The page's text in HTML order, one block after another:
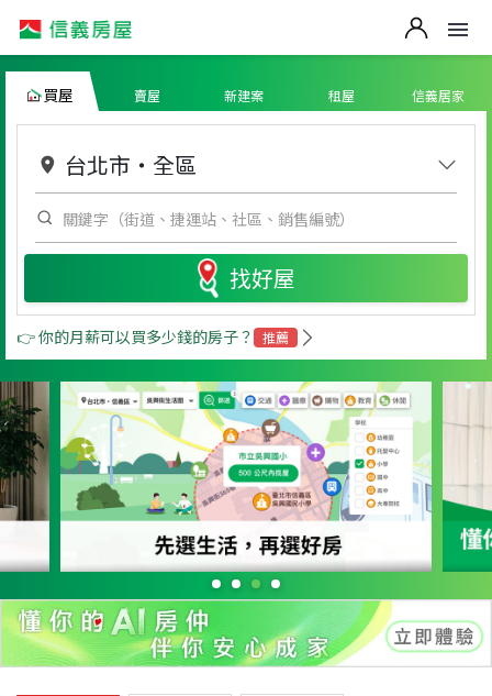
買屋 賣屋 新建案 租屋 信義居家
台北市 ・ 全區
找好屋
👉 你的月薪可以買多少錢的房子？ 推薦